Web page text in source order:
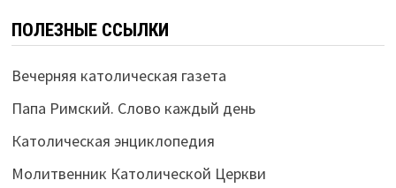
ПОЛЕЗНЫЕ ССЫЛКИ
Вечерняя католическая газета
Папа Римский. Слово каждый день
Католическая энциклопедия
Молитвенник Католической Церкви